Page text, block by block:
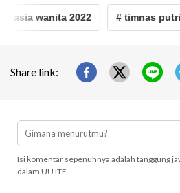
asia wanita 2022 # timnas putri
Share link:
Isi komentar sepenuhnya adalah tanggung
dalam UU ITE